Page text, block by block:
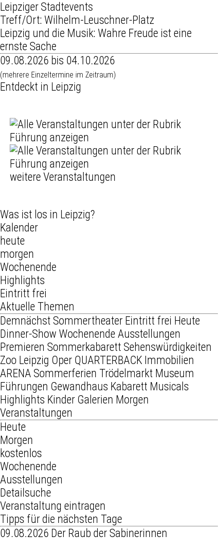
Leipziger Stadtevents
Treff/Ort: Wilhelm-Leuschner-Platz
Leipzig und die Musik: Wahre Freude ist eine
ernste Sache
09.08.2026 bis 04.10.2026
(mehrere Einzeltermine im Zeitraum)
Entdeckt in Leipzig
weitere Veranstaltungen
Was ist los in Leipzig?
Kalender
heute
morgen
Wochenende
Highlights
Eintritt frei
Aktuelle Themen
Demnächst Sommertheater Eintritt frei Heute
Dinner-Show Wochenende Ausstellungen
Premieren Sommerkabarett Sehenswürdigkeiten
Zoo Leipzig Oper QUARTERBACK Immobilien
ARENA Sommerferien Trödelmarkt Museum
Führungen Gewandhaus Kabarett Musicals
Highlights Kinder Galerien Morgen
Veranstaltungen
Heute
Morgen
kostenlos
Wochenende
Ausstellungen
Detailsuche
Veranstaltung eintragen
Tipps für die nächsten Tage
09.08.2026 Der Raub der Sabinerinnen